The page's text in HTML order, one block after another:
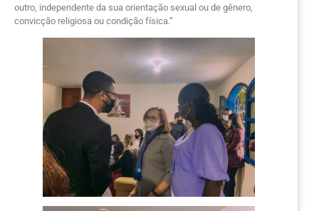
outro, independente da sua orientação sexual ou de gênero,
convicção religiosa ou condição física.”